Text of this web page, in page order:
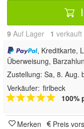
9 Auf Lager 1 verkauft
, Kreditkarte,
Überweisung,
Zustellung: Sa, 8. Aug.
Verkäufer: firlbeck
100%
Merken Preis